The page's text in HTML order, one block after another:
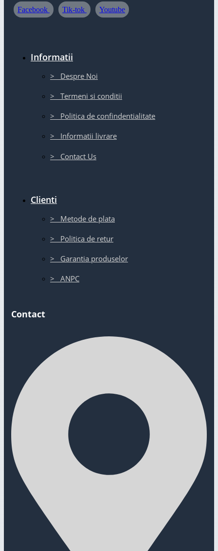
Facebook Tik-tok Youtube
Informatii
> Despre Noi
> Termeni si conditii
> Politica de confindentialitate
> Informatii livrare
> Contact Us
Clienti
> Metode de plata
> Politica de retur
> Garantia produselor
> ANPC
Contact